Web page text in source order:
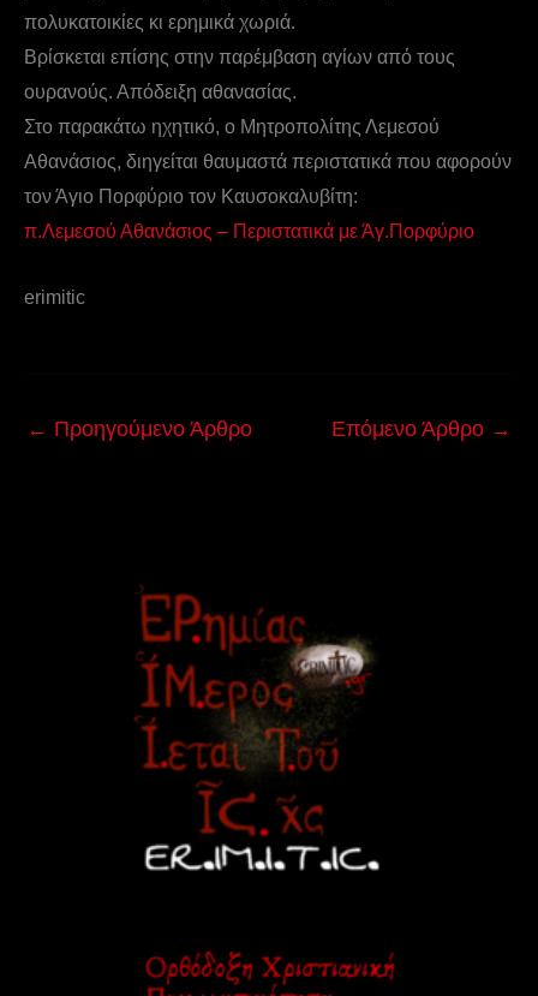
πολυκατοικίες κι ερημικά χωριά.
Βρίσκεται επίσης στην παρέμβαση αγίων από τους
ουρανούς. Απόδειξη αθανασίας.
Στο παρακάτω ηχητικό, ο Μητροπολίτης Λεμεσού
Αθανάσιος, διηγείται θαυμαστά περιστατικά που αφορούν
τον Άγιο Πορφύριο τον Καυσοκαλυβίτη:
π.Λεμεσού Αθανάσιος – Περιστατικά με Άγ.Πορφύριο
erimitic
← Προηγούμενο Άρθρο Επόμενο Άρθρο →